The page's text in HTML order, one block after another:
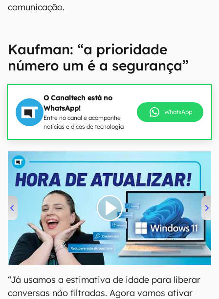
comunicação.
Kaufman: “a prioridade
número um é a segurança”
O Canaltech está no
WhatsApp!
Entre no canal e acompanhe
notícias e dicas de tecnologia
WhatsApp
00:00 04:52
“Já usamos a estimativa de idade para liberar
conversas não filtradas. Agora vamos ativar